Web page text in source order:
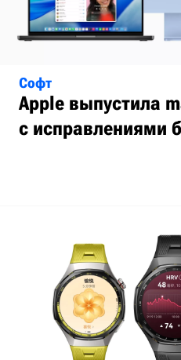
Софт
Apple выпустила
с исправлениями